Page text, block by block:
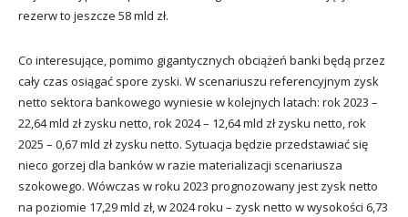
rezerw to jeszcze 58 mld zł.
Co interesujące, pomimo gigantycznych obciążeń banki będą przez
cały czas osiągać spore zyski. W scenariuszu referencyjnym zysk
netto sektora bankowego wyniesie w kolejnych latach: rok 2023 –
22,64 mld zł zysku netto, rok 2024 – 12,64 mld zł zysku netto, rok
2025 – 0,67 mld zł zysku netto. Sytuacja będzie przedstawiać się
nieco gorzej dla banków w razie materializacji scenariusza
szokowego. Wówczas w roku 2023 prognozowany jest zysk netto
na poziomie 17,29 mld zł, w 2024 roku – zysk netto w wysokości 6,73